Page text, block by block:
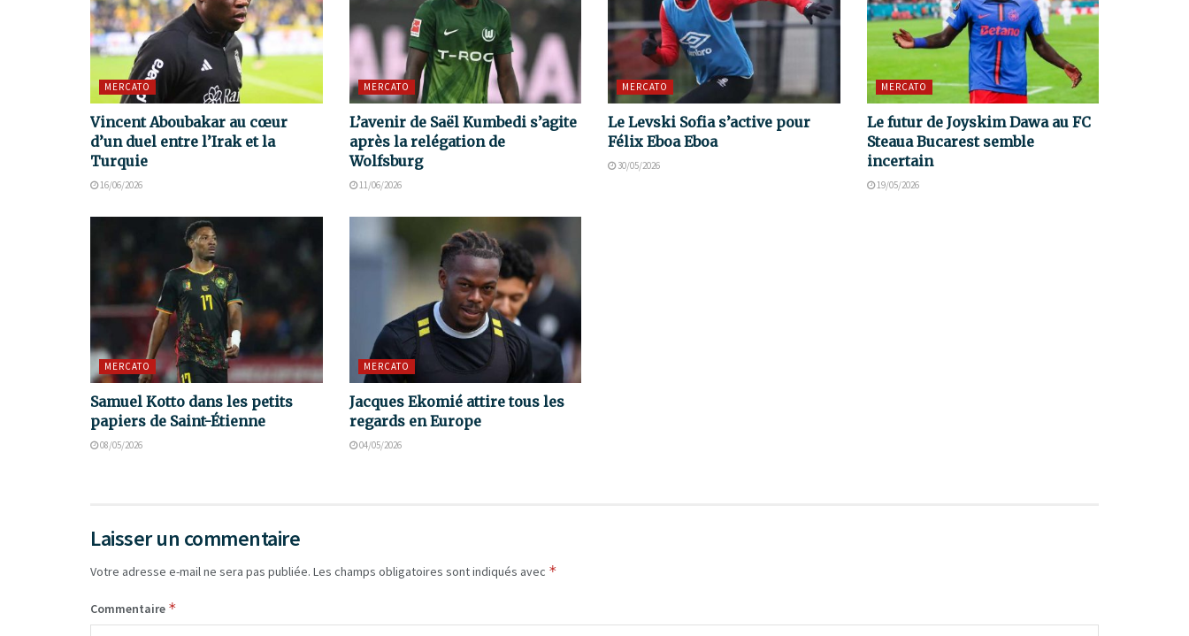
MERCATO
Vincent Aboubakar au cœur
d’un duel entre l’Irak et la
Turquie
16/06/2026
MERCATO
L’avenir de Saël Kumbedi s’agite
après la relégation de
Wolfsburg
11/06/2026
MERCATO
Le Levski Sofia s’active pour
Félix Eboa Eboa
30/05/2026
MERCATO
Le futur de Joyskim Dawa au FC
Steaua Bucarest semble
incertain
19/05/2026
MERCATO
Samuel Kotto dans les petits
papiers de Saint-Étienne
08/05/2026
MERCATO
Jacques Ekomié attire tous les
regards en Europe
04/05/2026
Laisser un commentaire
Votre adresse e-mail ne sera pas publiée. Les champs obligatoires sont indiqués avec *
Commentaire *